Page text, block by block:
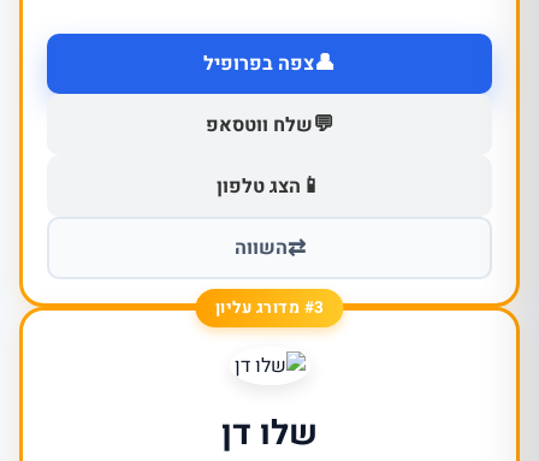
👤צפה בפרופיל
💬שלח ווטסאפ
📱 הצג טלפון
⇄השווה
#3 מדורג עליון
שלו דן